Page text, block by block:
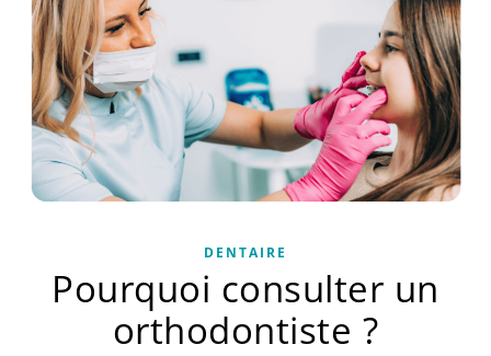
DENTAIRE
Pourquoi consulter un
orthodontiste ?